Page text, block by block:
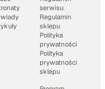
serwisu
Regulamin
sklepu
Polityka
prywatności
Polityka
prywatności
sklepu